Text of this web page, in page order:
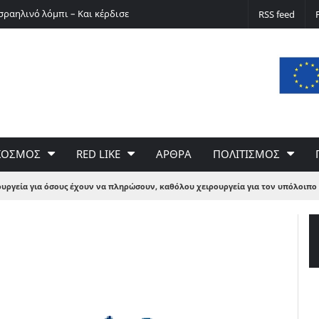
λόμπι – Και κέρδισε Ο Ερνστ Φίσερ για τις Δίκες της Μόσχας
RSS feed
RED LIKE ΑΡΘΡΑ ΠΟΛΙΤΙΣΜΟΣ
για όσους έχουν να πληρώσουν, καθόλου χειρουργεία για τον